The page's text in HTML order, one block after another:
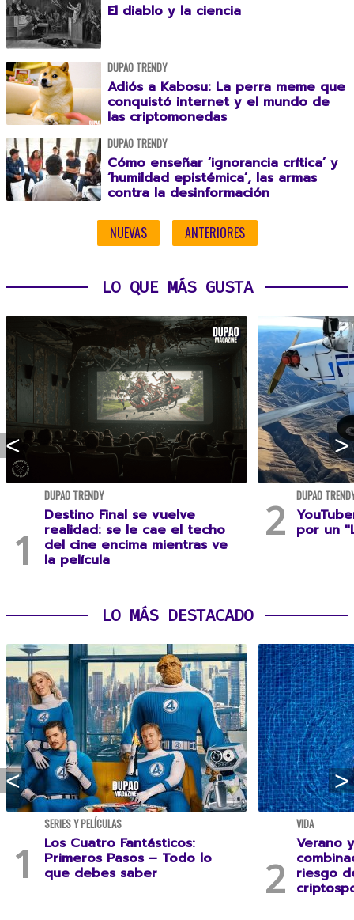
El diablo y la ciencia
DUPAO TRENDY
Adiós a Kabosu: La perra meme que
conquistó internet y el mundo de
las criptomonedas
DUPAO TRENDY
Cómo enseñar ‘ignorancia crítica’ y
‘humildad epistémica’, las armas
contra la desinformación
NUEVAS ANTERIORES
LO QUE MÁS GUSTA
DUPAO TRENDY
Destino Final se vuelve
realidad: se le cae el techo
del cine encima mientras ve
la película
DUPAO
por un
LO MÁS DESTACADO
SERIES Y PELÍCULAS
Los Cuatro Fantásticos:
Primeros Pasos – Todo lo
que debes saber
VIDA
Verano
riesgo